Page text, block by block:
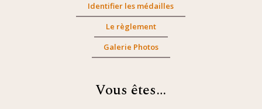
Identifier les médailles
Le règlement
Galerie Photos
Vous êtes…